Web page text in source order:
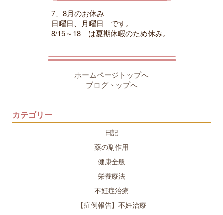
7、8月のお休み
日曜日、月曜日 です。
8/15～18 は夏期休暇のため休み。
ホームページトップへ
ブログトップへ
カテゴリー
日記
薬の副作用
健康全般
栄養療法
不妊症治療
【症例報告】不妊治療